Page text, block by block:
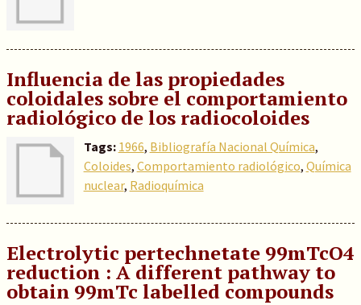
Influencia de las propiedades
coloidales sobre el comportamiento
radiológico de los radiocoloides
Tags: 1966, Bibliografía Nacional Química,
Coloides, Comportamiento radiológico, Química
nuclear, Radioquímica
Electrolytic pertechnetate 99mTcO4
reduction : A different pathway to
obtain 99mTc labelled compounds